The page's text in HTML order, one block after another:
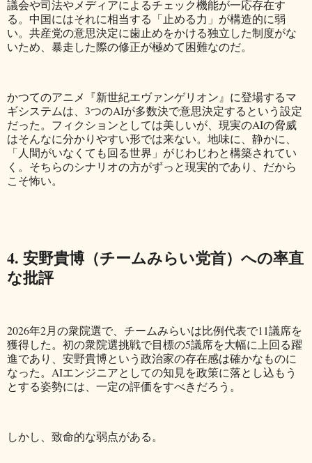
議会や司法やメディアによるチェック機能が一応存在す
る。中国にはそれに相当する「止める力」が構造的に弱
い。共産党の意思決定に歯止めをかける独立した制度がな
いため、暴走した際の修正が極めて困難なのだ。
かつてのアニメ『新世紀エヴァンゲリオン』に登場するマ
ギシステムは、3つのAIが多数決で意思決定するという設定
だった。フィクションとしては美しいが、現実のAIの脅威
はそんなに分かりやすい形では来ない。地味に、静かに、
「人間がいなくても回る世界」がじわじわと構築されてい
く。そちらのシナリオの方がずっと現実的であり、だから
こそ怖い。
4. 安野貴博（チームみらい党首）への率直
な批評
2026年2月の衆院選で、チームみらいは比例代表で11議席を
獲得した。初の衆院選挑戦で目標の5議席を大幅に上回る躍
進であり、安野貴博という政治家の存在感は確かなものに
なった。AIエンジニアとしての知見を政策に落とし込もう
とする姿勢には、一定の評価をすべきだろう。
しかし、致命的な弱点がある。